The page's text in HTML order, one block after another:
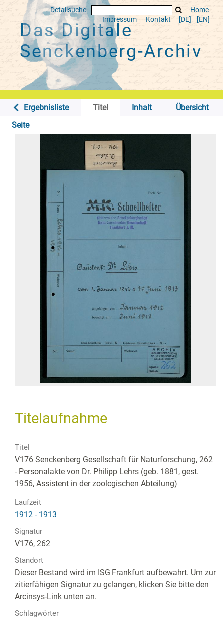
Detailsuche
Home
Impressum
Kontakt [DE] [EN]
Das Digitale
Senckenberg-Archiv
Ergebnisliste Titel Inhalt
Übersicht
Seite
Titelaufnahme
Titel
V176 Senckenberg Gesellschaft für Naturforschung, 262
- Personalakte von Dr. Philipp Lehrs (geb. 1881, gest.
1956, Assistent in der zoologischen Abteilung)
Laufzeit
1912 - 1913
Signatur
V176, 262
Standort
Dieser Bestand wird im ISG Frankfurt aufbewahrt. Um zur
zitierfähigen Signatur zu gelangen, klicken Sie bitte den
Arcinsys-Link unten an.
Schlagwörter